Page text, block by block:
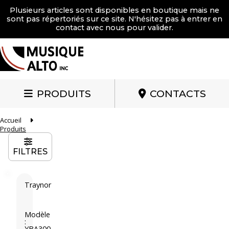
Plusieurs articles sont disponibles en boutique mais ne
sont pas répertoriés sur ce site. N'hésitez pas à entrer en
contact avec nous pour valider.
PRODUITS CONTACTS
Accueil
Produits
FILTRES
Traynor
a
Modèle
: